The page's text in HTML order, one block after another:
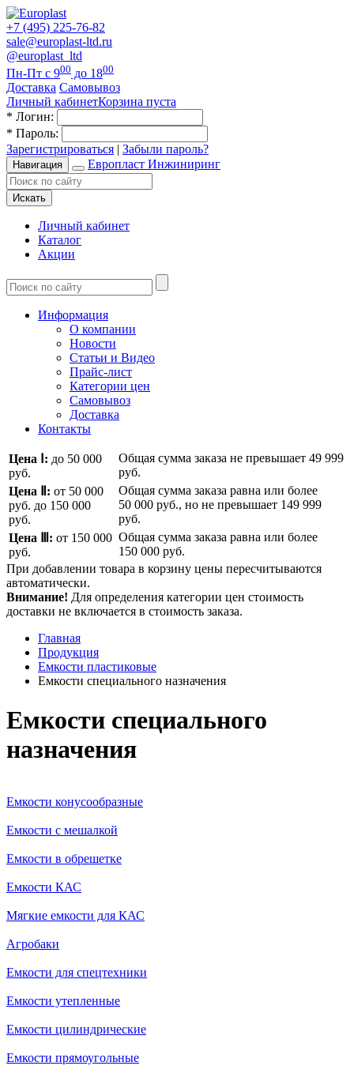
+7 (495) 225-76-82
sale@europlast-ltd.ru
@europlast_ltd
Пн-Пт с 900 до 1800
Доставка Самовывоз
Личный кабинетКорзина пуста
* Логин:
* Пароль:
Зарегистрироваться | Забыли пароль?
Навигация Европласт Инжиниринг
Искать
Личный кабинет
Каталог
Акции
Информация
О компании
Новости
Статьи и Видео
Прайс-лист
Категории цен
Самовывоз
Доставка
Контакты
Цена Ⅰ: до 50 000
руб.
Общая сумма заказа не превышает 49 999
руб.
Цена Ⅱ: от 50 000
руб. до 150 000
руб.
Общая сумма заказа равна или более
50 000 руб., но не превышает 149 999
руб.
Цена Ⅲ: от 150 000
руб.
Общая сумма заказа равна или более
150 000 руб.
При добавлении товара в корзину цены пересчитываются
автоматически.
Внимание! Для определения категории цен стоимость
доставки не включается в стоимость заказа.
Главная
Продукция
Емкости пластиковые
Емкости специального назначения
Емкости специального
назначения
Емкости конусообразные
Емкости с мешалкой
Емкости в обрешетке
Емкости КАС
Мягкие емкости для КАС
Агробаки
Емкости для спецтехники
Емкости утепленные
Емкости цилиндрические
Емкости прямоугольные